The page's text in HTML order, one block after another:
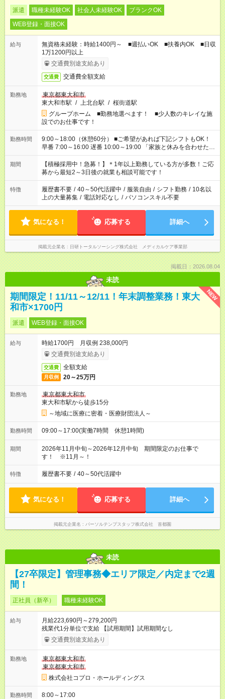
派遣 職種未経験OK 社会人未経験OK
ブランクOK
WEB登録・面接OK
給与
無資格未経験：時給1400円～ ■週払いOK ■扶養内OK ■日収
1万1200円以上
交通費別途支給あり
交通費 交通費全額支給
勤務地
東京都東大和市
東大和市駅 / 上北台駅 / 桜街道駅
グループホーム ■勤務地選べます！ ■少人数のキレイな施
設でのお仕事です！
勤務時間
9:00～18:00（休憩60分） ■ご希望があれば下記シフトもOK！
早番 7:00～16:00 遅番 10:00～19:00 「家族と休みを合わせた
い」 「余裕を持って夕飯の準備がしたい」 「できれば残業はし
たくない」 など、ご希望を教えてくださいね。 ※Wワーク希望
の方へ 今ご覧のお仕事で希望する勤務時間と、もう1つのお仕事
の勤務時間。 合計で週40時間を超える場合は応募できません。
期間
【積極採用中！急募！】＊1年以上勤務している方が多数！ご応
募から最短2～3日後の就業も相談可能です！
特徴 履歴書不要 / 40～50代活躍中 / 服装自由 / シフト勤務 / 10名以
上の大量募集 / 電話対応なし / パソコンスキル不要
気になる！ 応募する 詳細へ
掲載元企業名 日研トータルソーシング株式会社 メディカルケア事業部
掲載日：2026.08.04
未読
NEW
期間限定！11/11～12/11！年末調整業務！東大
和市×1700円
派遣 WEB登録・面接OK
給与
時給1700円 月収例 238,000円
交通費別途支給あり
交通費 全額支給
月収例 20～25万円
勤務地
東京都東大和市
東大和市駅から徒歩15分
～地域に医療に密着・医療財団法人～
勤務時間 09:00～17:00(実働7時間 休憩1時間)
期間
2026年11月中旬～2026年12月中旬 期間限定のお仕事で
す！ ※11月～！
特徴 履歴書不要 / 40～50代活躍中
気になる！ 応募する 詳細へ
掲載元企業名 パーソルテンプスタッフ株式会社 首都圏
未読
【27卒限定】管理事務◆エリア限定／内定まで2週
間！
正社員（新卒） 職種未経験OK
給与
月給223,690円～279,200円
残業代1分単位で支給 【試用期間】試用期間なし
交通費別途支給あり
勤務地
東京都東大和市
東京都東大和市
株式会社コプロ・ホールディングス
勤務時間
8:00～17:00